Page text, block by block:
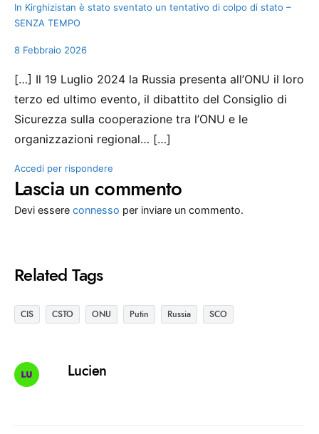
In Kirghizistan è stato sventato un tentativo di colpo di stato –
SENZA TEMPO
8 Febbraio 2026
[…] Il 19 Luglio 2024 la Russia presenta all’ONU il loro
terzo ed ultimo evento, il dibattito del Consiglio di
Sicurezza sulla cooperazione tra l’ONU e le
organizzazioni regional… […]
Accedi per rispondere
Lascia un commento
Devi essere connesso per inviare un commento.
Related Tags
CIS CSTO ONU Putin Russia SCO
Lucien